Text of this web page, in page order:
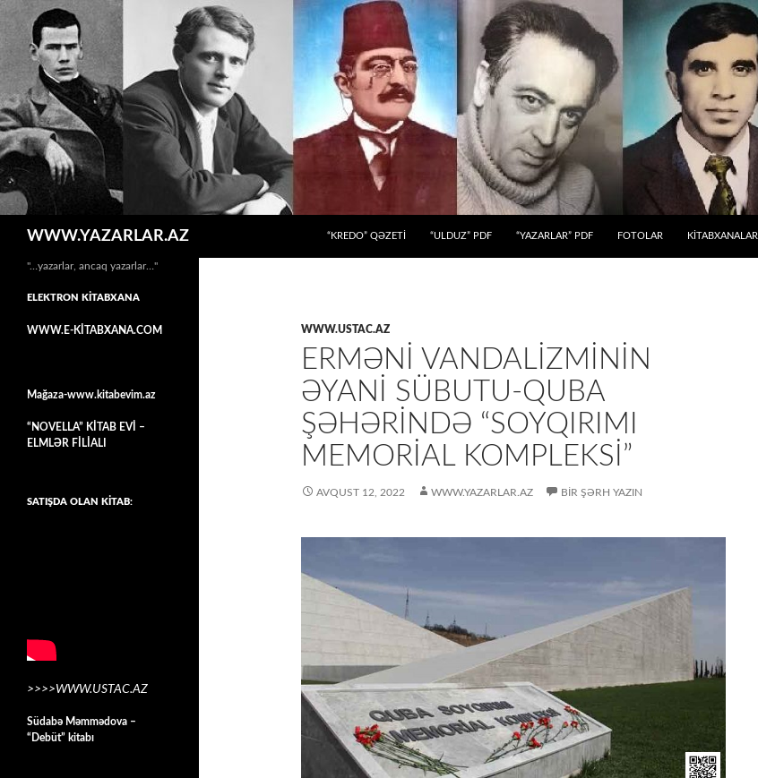
WWW.YAZARLAR.AZ
“KREDO” QƏZETİ
“ULDUZ” PDF “YAZARLAR” PDF FOTOLAR KİTABXANALAR
WWW.USTAC.AZ
ERMƏNİ VANDALİZMİNİN
ƏYANİ SÜBUTU-QUBA
ŞƏHƏRİNDƏ “SOYQIRIMI
MEMORİAL KOMPLEKSİ”
AVQUST 12, 2022 WWW.YAZARLAR.AZ BIR ŞƏRH YAZIN
"…yazarlar, ancaq yazarlar…"
ELEKTRON KİTABXANA
WWW.E-KİTABXANA.COM
Mağaza-www.kitabevim.az
“NOVELLA” KİTAB EVİ –
ELMLƏR FİLİALI
SATIŞDA OLAN KİTAB:
>>>>WWW.USTAC.AZ
Südabə Məmmədova –
“Debüt” kitabı